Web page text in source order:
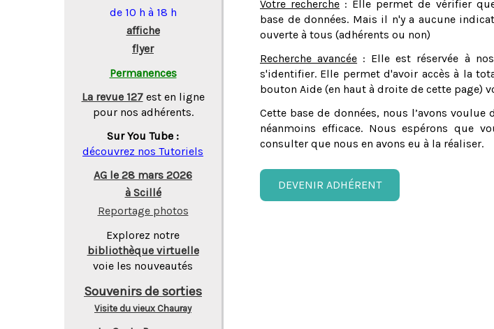
Votre recherche : Elle permet de vérifier
base de données. Mais il n'y a aucune
ouverte à tous (adhérents ou non)
Recherche avancée : Elle est réservée à
s'identifier. Elle permet d'avoir accès à la
bouton Aide (en haut à droite de cette page)
Cette base de données, nous l’avons
néanmoins efficace. Nous espérons que
consulter que nous en avons eu à la réaliser.
DEVENIR ADHÉRENT
de 10 h à 18 h
affiche
flyer
Permanences
La revue 127 est en ligne
pour nos adhérents.
Sur You Tube :
découvrez nos Tutoriels
AG le 28 mars 2026
à Scillé
Reportage photos
Explorez notre
bibliothèque virtuelle
voie les nouveautés
Souvenirs de sorties
Visite du vieux Chauray